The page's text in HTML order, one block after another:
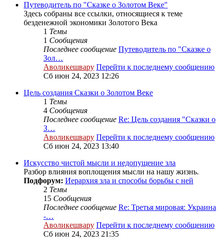
Путеводитель по "Сказке о Золотом Веке"
Здесь собраны все ссылки, относящиеся к теме
безденежной экономики Золотого Века
1 Темы
1 Сообщения
Последнее сообщение Путеводитель по "Сказке о
Зол…
Аволикешвару Перейти к последнему сообщению
Сб июн 24, 2023 12:26
Цель создания Сказки о Золотом Веке
1 Темы
4 Сообщения
Последнее сообщение Re: Цель создания "Сказки о
З…
Аволикешвару Перейти к последнему сообщению
Сб июн 24, 2023 13:40
Искусство чистой мысли и недопущение зла
Разбор влияния воплощения мысли на нашу жизнь.
Подфорум: Иерархия зла и способы борьбы с ней
2 Темы
15 Сообщения
Последнее сообщение Re: Третья мировая: Украина
-…
Аволикешвару Перейти к последнему сообщению
Сб июн 24, 2023 21:35